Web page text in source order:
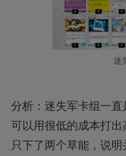
迷
分析：迷失军卡组一
可以用很低的成本打
只下了两个草能，说